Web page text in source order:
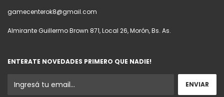
gamecenterok8@gmail.com
Almirante Guillermo Brown 871, Local 26, Morón, Bs. As.
ENTERATE NOVEDADES PRIMERO QUE NADIE!